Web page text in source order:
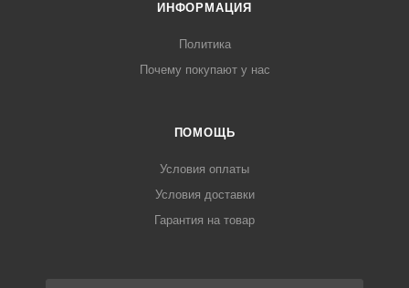
ИНФОРМАЦИЯ
Политика
Почему покупают у нас
ПОМОЩЬ
Условия оплаты
Условия доставки
Гарантия на товар